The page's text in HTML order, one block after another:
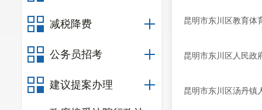
减税降费
公务员招考
建议提案办理
昆明市东川区教育体
昆明市东川区人民政
昆明市东川区汤丹镇